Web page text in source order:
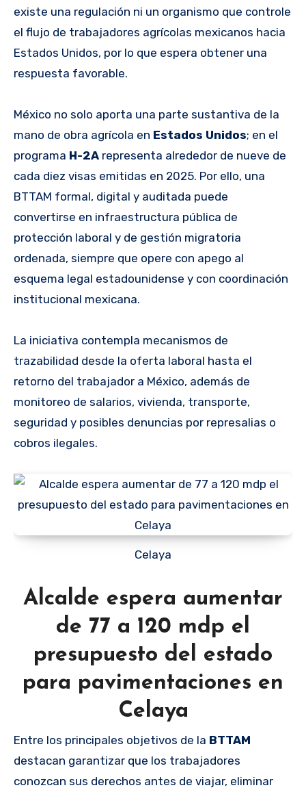
existe una regulación ni un organismo que controle
el flujo de trabajadores agrícolas mexicanos hacia
Estados Unidos, por lo que espera obtener una
respuesta favorable.
México no solo aporta una parte sustantiva de la
mano de obra agrícola en Estados Unidos; en el
programa H-2A representa alrededor de nueve de
cada diez visas emitidas en 2025. Por ello, una
BTTAM formal, digital y auditada puede
convertirse en infraestructura pública de
protección laboral y de gestión migratoria
ordenada, siempre que opere con apego al
esquema legal estadounidense y con coordinación
institucional mexicana.
La iniciativa contempla mecanismos de
trazabilidad desde la oferta laboral hasta el
retorno del trabajador a México, además de
monitoreo de salarios, vivienda, transporte,
seguridad y posibles denuncias por represalias o
cobros ilegales.
Celaya
Alcalde espera aumentar
de 77 a 120 mdp el
presupuesto del estado
para pavimentaciones en
Celaya
Entre los principales objetivos de la BTTAM
destacan garantizar que los trabajadores
conozcan sus derechos antes de viajar, eliminar